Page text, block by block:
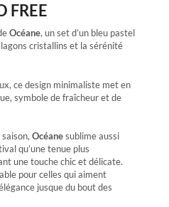
FREE
Océane, un set d’un bleu pastel
cristallins et la sérénité
ce design minimaliste met en
symbole de fraîcheur et de
Océanesublime aussi
qu’une tenue plus
une touche chic et délicate.
pour celles qui aiment
jusque du bout des